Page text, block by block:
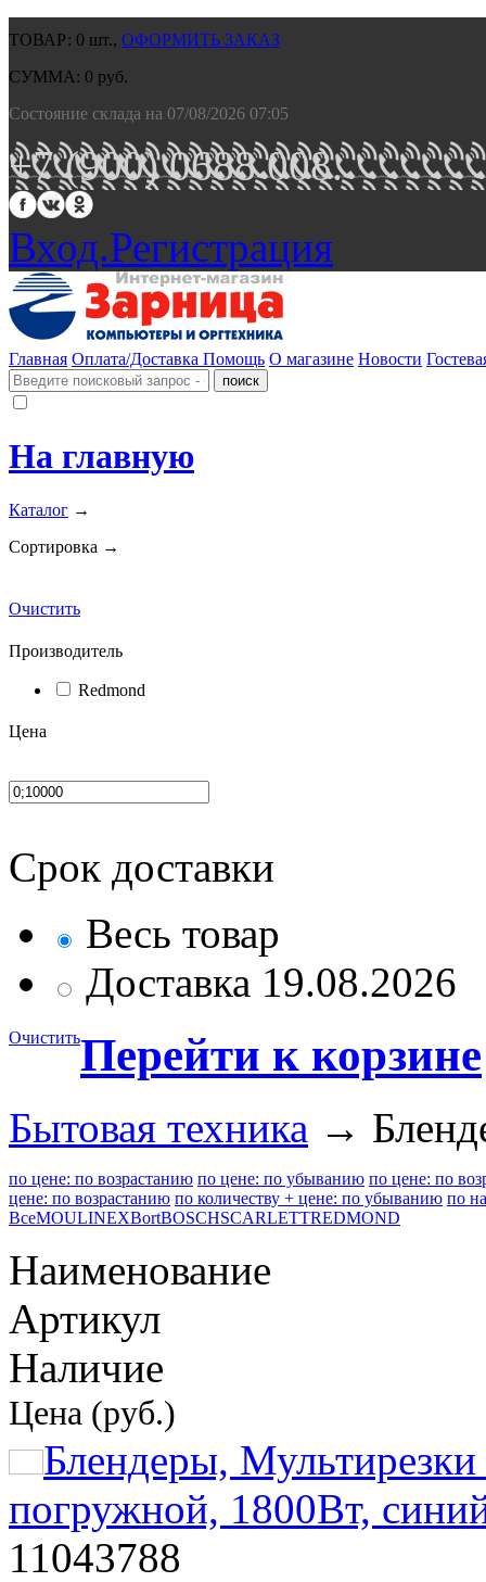
ТОВАР: 0 шт., ОФОРМИТЬ ЗАКАЗ
СУММА: 0 руб.
Состояние склада на 07/08/2026 07:05
+7 (900) 0688 008.
Вход.Регистрация
Главная Оплата/Доставка Помощь О магазине Новости
На главную
Каталог →
Сортировка →
Очистить
Производитель
Redmond
Цена
Срок доставки
Весь товар
Доставка 19.08.2026
ОчиститьПерейти к корзине
Бытовая техника →
по цене: по возрастанию по цене: по убыванию по цене: по
цене: по возрастанию по количеству + цене: по убыванию по
ВсеMOULINEXBortBOSCHSCARLETTREDMOND
Наименование
Артикул
Наличие
Цена (руб.)
Блендеры,
погружной, 1800Вт,
11043788